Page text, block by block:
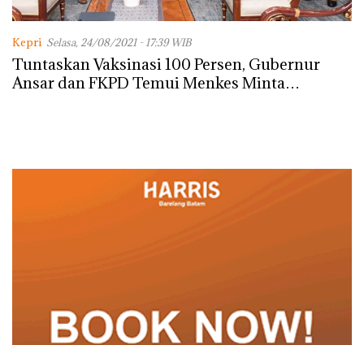
Kepri Selasa, 24/08/2021 - 17:39 WIB
Tuntaskan Vaksinasi 100 Persen, Gubernur
Ansar dan FKPD Temui Menkes Minta